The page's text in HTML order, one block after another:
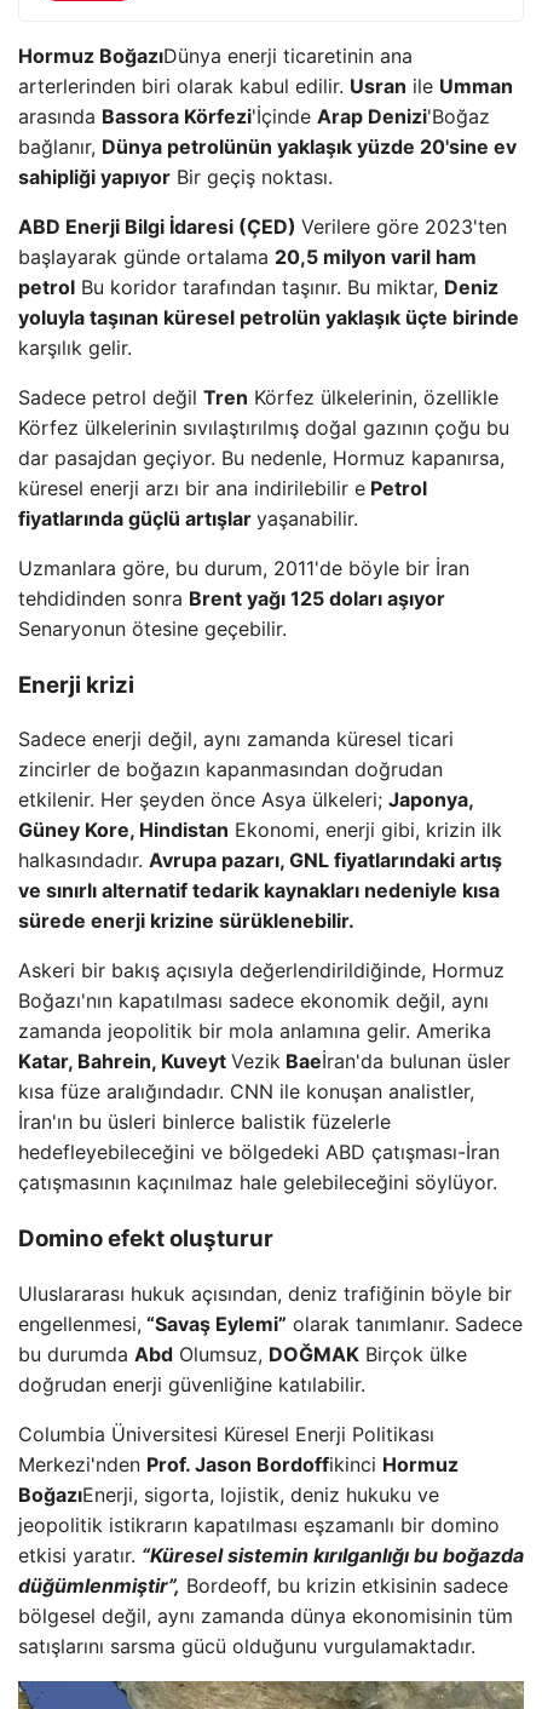
Hormuz BoğazıDünya enerji ticaretinin ana
arterlerinden biri olarak kabul edilir. Usran ile Umman
arasında Bassora Körfezi'İçinde Arap Denizi'Boğaz
bağlanır, Dünya petrolünün yaklaşık yüzde 20'sine ev
sahipliği yapıyor Bir geçiş noktası.
ABD Enerji Bilgi İdaresi (ÇED) Verilere göre 2023'ten
başlayarak günde ortalama 20,5 milyon varil ham
petrol Bu koridor tarafından taşınır. Bu miktar, Deniz
yoluyla taşınan küresel petrolün yaklaşık üçte birinde
karşılık gelir.
Sadece petrol değil Tren Körfez ülkelerinin, özellikle
Körfez ülkelerinin sıvılaştırılmış doğal gazının çoğu bu
dar pasajdan geçiyor. Bu nedenle, Hormuz kapanırsa,
küresel enerji arzı bir ana indirilebilir e Petrol
fiyatlarında güçlü artışlar yaşanabilir.
Uzmanlara göre, bu durum, 2011'de böyle bir İran
tehdidinden sonra Brent yağı 125 doları aşıyor
Senaryonun ötesine geçebilir.
Enerji krizi
Sadece enerji değil, aynı zamanda küresel ticari
zincirler de boğazın kapanmasından doğrudan
etkilenir. Her şeyden önce Asya ülkeleri; Japonya,
Güney Kore, Hindistan Ekonomi, enerji gibi, krizin ilk
halkasındadır. Avrupa pazarı, GNL fiyatlarındaki artış
ve sınırlı alternatif tedarik kaynakları nedeniyle kısa
sürede enerji krizine sürüklenebilir.
Askeri bir bakış açısıyla değerlendirildiğinde, Hormuz
Boğazı'nın kapatılması sadece ekonomik değil, aynı
zamanda jeopolitik bir mola anlamına gelir. Amerika
Katar, Bahrein, Kuveyt Vezik Baeİran'da bulunan üsler
kısa füze aralığındadır. CNN ile konuşan analistler,
İran'ın bu üsleri binlerce balistik füzelerle
hedefleyebileceğini ve bölgedeki ABD çatışması-İran
çatışmasının kaçınılmaz hale gelebileceğini söylüyor.
Domino efekt oluşturur
Uluslararası hukuk açısından, deniz trafiğinin böyle bir
engellenmesi, “Savaş Eylemi” olarak tanımlanır. Sadece
bu durumda Abd Olumsuz, DOĞMAK Birçok ülke
doğrudan enerji güvenliğine katılabilir.
Columbia Üniversitesi Küresel Enerji Politikası
Merkezi'nden Prof. Jason Bordoffikinci Hormuz
BoğazıEnerji, sigorta, lojistik, deniz hukuku ve
jeopolitik istikrarın kapatılması eşzamanlı bir domino
etkisi yaratır. “Küresel sistemin kırılganlığı bu boğazda
düğümlenmiştir”, Bordeoff, bu krizin etkisinin sadece
bölgesel değil, aynı zamanda dünya ekonomisinin tüm
satışlarını sarsma gücü olduğunu vurgulamaktadır.